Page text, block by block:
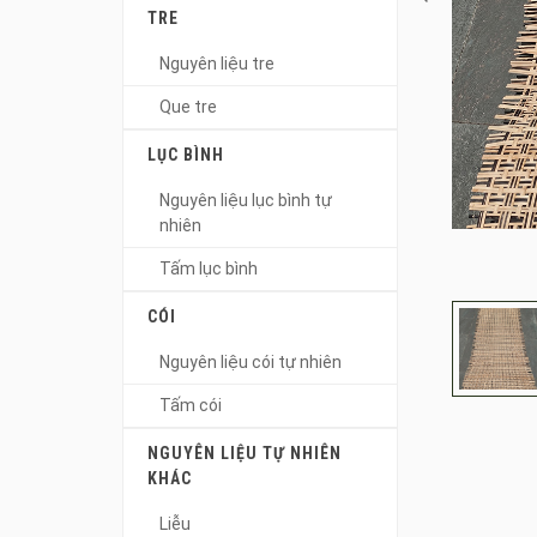
TRE
Nguyên liệu tre
Que tre
LỤC BÌNH
Nguyên liệu lục bình tự
nhiên
Tấm lục bình
CÓI
Nguyên liệu cói tự nhiên
Tấm cói
NGUYÊN LIỆU TỰ NHIÊN
KHÁC
Liễu